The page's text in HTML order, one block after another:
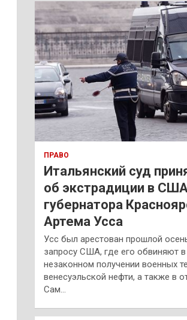
к
ПРАВО
Итальянский суд
об экстрадиции в
губернатора
Артема Усса
Усс был арестован прошлой
запросу США, где его обвиняют
незаконном получении военных
венесуэльской нефти, а также в
Сам…